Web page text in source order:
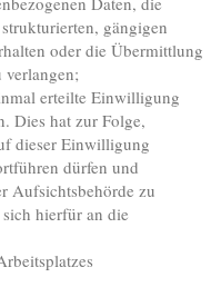
gängigen
oder die Übermittlung
verlangen;
erteilte Einwilligung
Dies hat zur Folge,
dieser Einwilligung
dürfen und
Aufsichtsbehörde zu
hierfür an die